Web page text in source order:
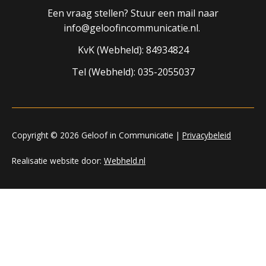
Een vraag stellen? Stuur een mail naar
info@geloofincommunicatie.nl.
KvK (Webheld): 84934824
Tel (Webheld): 035-2055037
Copyright © 2026 Geloof in Communicatie | Privacybeleid
Realisatie website door: Webheld.nl